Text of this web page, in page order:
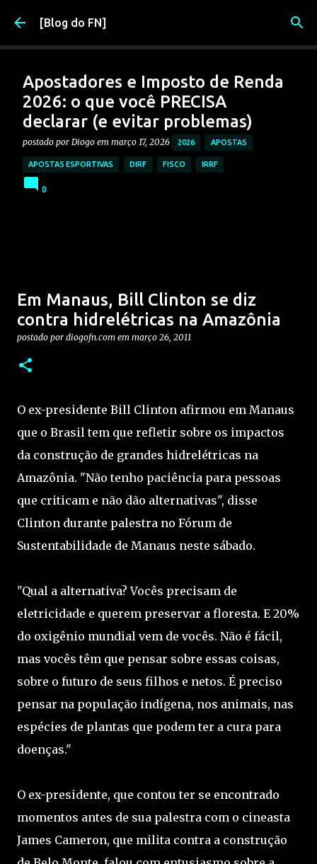
Pular para o conteúdo principal
[Blog do FN]
Apostadores e Imposto de Renda
2026: o que você PRECISA
declarar (e evitar problemas)
postado por Diogo em março 17, 2026 2026 APOSTAS
APOSTAS ESPORTIVAS DIRF FISCO IRRF
0
Em Manaus, Bill Clinton se diz
contra hidrelétricas na Amazônia
postado por diogofn.com em março 26, 2011
O ex-presidente Bill Clinton afirmou em Manaus
que o Brasil tem que refletir sobre os impactos
da construção de grandes hidrelétricas na
Amazônia. "Não tenho paciência para pessoas
que criticam e não dão alternativas", disse
Clinton durante palestra no Fórum de
Sustentabilidade de Manaus neste sábado.
"Qual a alternativa? Vocês precisam de
eletricidade e querem preservar a floresta. E 20%
do oxigênio mundial vem de vocês. Não é fácil,
mas vocês têm que pensar sobre essas coisas,
sobre o futuro de seus filhos e netos. É preciso
pensar na população indígena, nos animais, nas
espécies de plantas que podem ter a cura para
doenças."
O ex-presidente, que contou ter se encontrado
momentos antes de sua palestra com o cineasta
James Cameron, que milita contra a construção